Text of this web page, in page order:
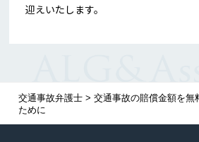
迎えいたします。
交通事故弁護士> 交通事故の賠償金額を無
ために